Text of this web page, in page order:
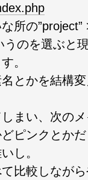
所の”project”
うのを選ぶと
。
とかを結構
まい、次の
ピンクとか
し。
比較しなが